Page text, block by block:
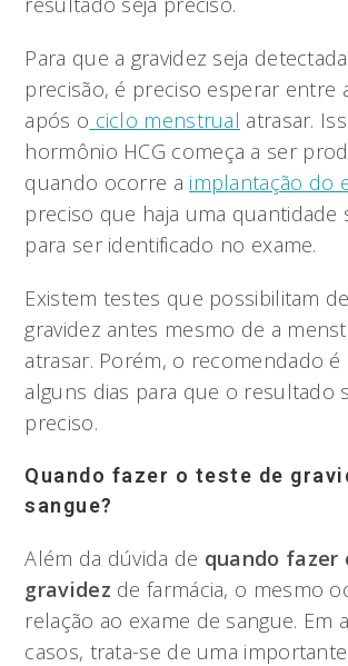
Para que a gravidez seja
precisão, é preciso esperar entre
após o ciclo menstrual atrasar.
hormônio HCG começa a ser
quando ocorre a implantação do
preciso que haja uma quantidade
para ser identificado no exame.
Existem testes que possibilitam
gravidez antes mesmo de a
atrasar. Porém, o recomendado é
alguns dias para que o resultado
preciso.
Quando fazer o teste de
sangue?
Além da dúvida de quando fazer
gravidez de farmácia, o mesmo
relação ao exame de sangue. Em
casos, trata-se de uma